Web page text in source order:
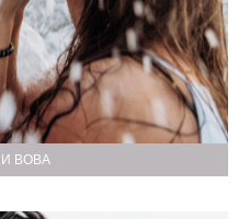
ВОВА